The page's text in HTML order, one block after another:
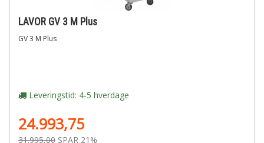
LAVOR GV 3 M Plus
GV 3 M Plus
Leveringstid: 4-5 hverdage
24.993,75
31.995,00 SPAR 21%